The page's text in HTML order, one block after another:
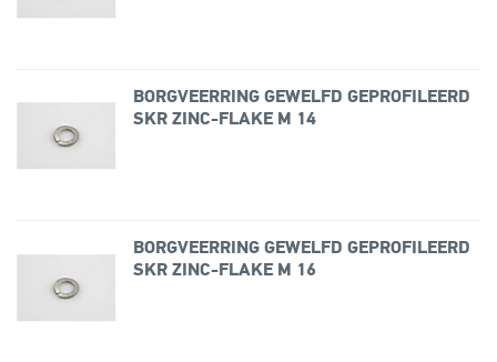
BORGVEERRING GEWELFD GEPROFILEERD
SKR ZINC-FLAKE M 14
BORGVEERRING GEWELFD GEPROFILEERD
SKR ZINC-FLAKE M 16